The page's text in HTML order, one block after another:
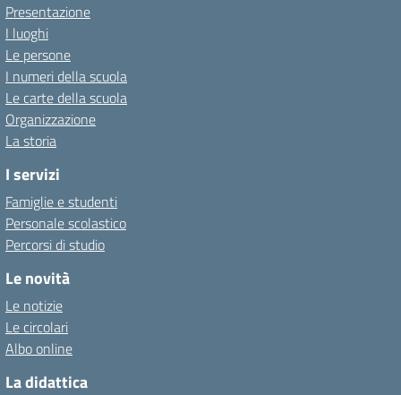
Presentazione
I luoghi
Le persone
I numeri della scuola
Le carte della scuola
Organizzazione
La storia
I servizi
Famiglie e studenti
Personale scolastico
Percorsi di studio
Le novità
Le notizie
Le circolari
Albo online
La didattica